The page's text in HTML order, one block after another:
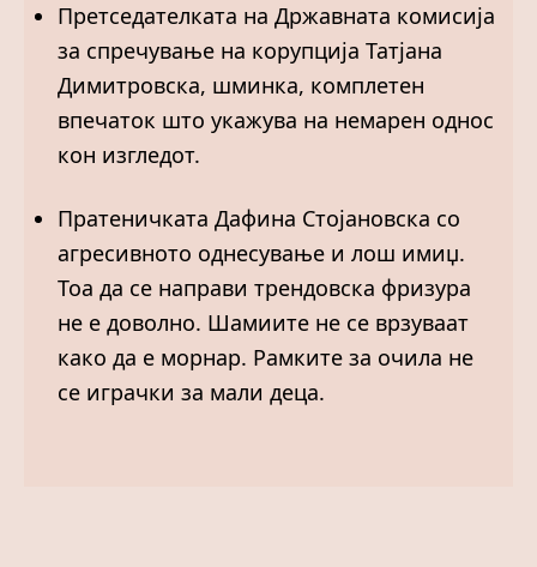
Претседателката на Државната комисија
за спречување на корупција Татјана
Димитровска, шминка, комплетен
впечаток што укажува на немарен однос
кон изгледот.
Пратеничката Дафина Стојановска со
агресивното однесување и лош имиџ.
Тоа да се направи трендовска фризура
не е доволно. Шамиите не се врзуваат
како да е морнар. Рамките за очила не
се играчки за мали деца.